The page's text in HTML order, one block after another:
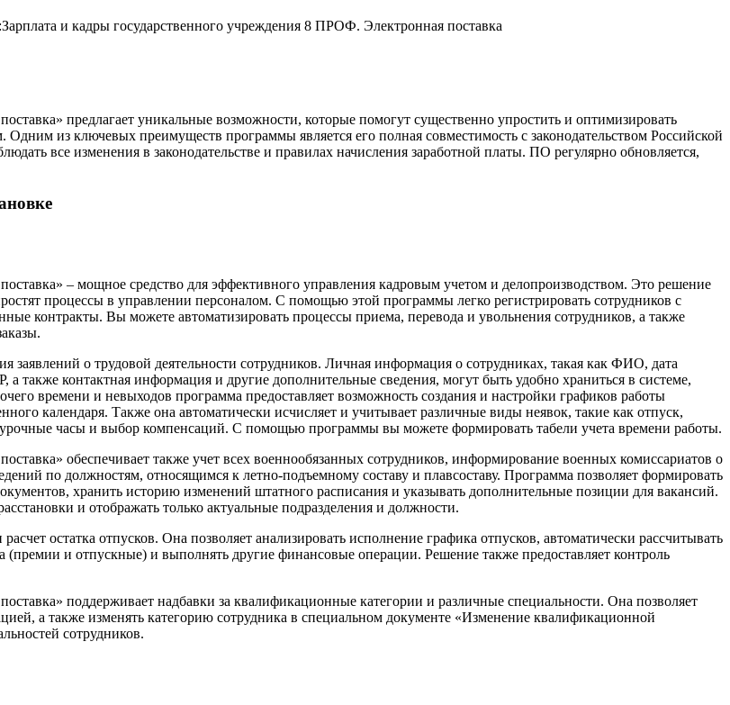
и кадры государственного учреждения 8 ПРОФ. Электронная поставка
предлагает уникальные возможности, которые помогут существенно упростить и оптимизировать
из ключевых преимуществ программы является его полная совместимость с законодательством Российской
все изменения в законодательстве и правилах начисления заработной платы. ПО регулярно обновляется,
– мощное средство для эффективного управления кадровым учетом и делопроизводством. Это решение
процессы в управлении персоналом. С помощью этой программы легко регистрировать сотрудников с
контракты. Вы можете автоматизировать процессы приема, перевода и увольнения сотрудников, а также
заявлений о трудовой деятельности сотрудников. Личная информация о сотрудниках, такая как ФИО, дата
контактная информация и другие дополнительные сведения, могут быть удобно храниться в системе,
времени и невыходов программа предоставляет возможность создания и настройки графиков работы
календаря. Также она автоматически исчисляет и учитывает различные виды неявок, такие как отпуск,
часы и выбор компенсаций. С помощью программы вы можете формировать табели учета времени работы.
обеспечивает также учет всех военнообязанных сотрудников, информирование военных комиссариатов о
по должностям, относящимся к летно-подъемному составу и плавсоставу. Программа позволяет формировать
хранить историю изменений штатного расписания и указывать дополнительные позиции для вакансий.
и отображать только актуальные подразделения и должности.
остатка отпусков. Она позволяет анализировать исполнение графика отпусков, автоматически рассчитывать
и отпускные) и выполнять другие финансовые операции. Решение также предоставляет контроль
поддерживает надбавки за квалификационные категории и различные специальности. Она позволяет
а также изменять категорию сотрудника в специальном документе «Изменение квалификационной
сотрудников.